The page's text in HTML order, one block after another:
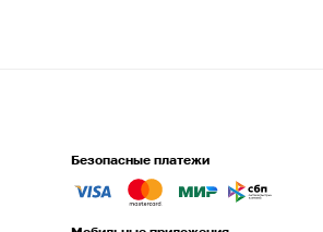
Безопасные платежи